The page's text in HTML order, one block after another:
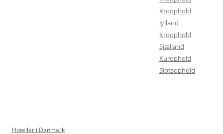
Kroophold
Jylland
Kroophold
Sjælland
Kurophold
Slotsophold
Hoteller i Danmark